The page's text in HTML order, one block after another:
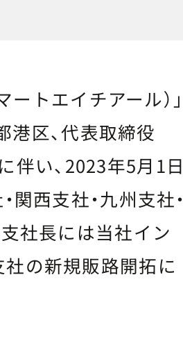
トエイチアール）」
港区、代表取締役
伴い、2023年5月1日
関西支社・九州支社・
社長には当社イン
の新規販路開拓に